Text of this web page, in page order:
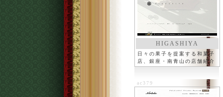
HIGASHIYA
日々の果子を提案する和菓子
店、銀座・南青山の店舗紹介
ac379